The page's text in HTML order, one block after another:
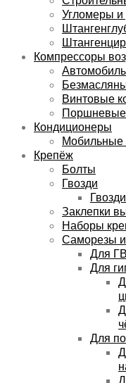
Угломеры
Компрессоры
Винтовые
Поршневые
Кондиционеры
Мобильные
Крепёж
Болты
Гвозди
Заклепки
Наборы
Саморезы
Для
Для
Для